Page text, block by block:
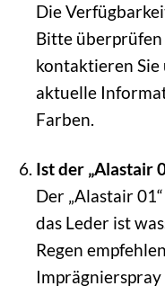
Die
Bitte
kontaktieren
aktuelle
Farben.
Ist der „Alastair
Der „Alastair
das Leder ist
Regen